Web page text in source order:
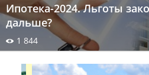
Ипотека-2024. Льготы
дальше?
1 844